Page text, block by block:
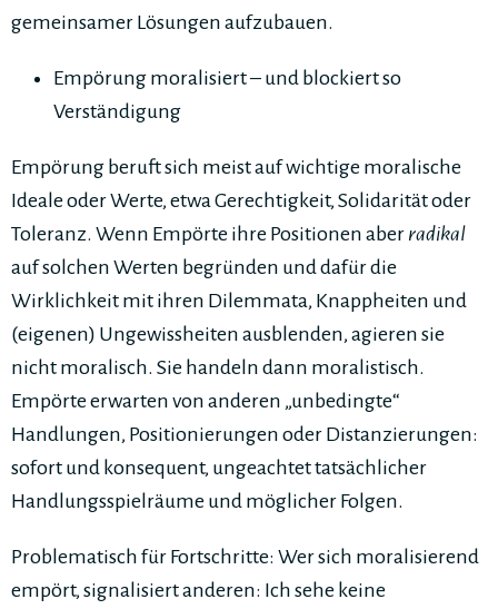
gemeinsamer Lösungen aufzubauen.
Empörung moralisiert – und blockiert so
Verständigung
Empörung beruft sich meist auf wichtige moralische
Ideale oder Werte, etwa Gerechtigkeit, Solidarität oder
Toleranz. Wenn Empörte ihre Positionen aber radikal
auf solchen Werten begründen und dafür die
Wirklichkeit mit ihren Dilemmata, Knappheiten und
(eigenen) Ungewissheiten ausblenden, agieren sie
nicht moralisch. Sie handeln dann moralistisch.
Empörte erwarten von anderen „unbedingte“
Handlungen, Positionierungen oder Distanzierungen:
sofort und konsequent, ungeachtet tatsächlicher
Handlungsspielräume und möglicher Folgen.
Problematisch für Fortschritte: Wer sich moralisierend
empört, signalisiert anderen: Ich sehe keine